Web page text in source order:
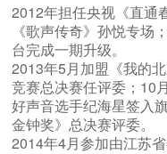
2012年担任央视《直通
《歌声传奇》孙悦专场
台完成一期升级。
2013年5月加盟《我的
竞赛总决赛任评委；10
好声音选手纪海星签入
金钟奖》总决赛评委。
2014年4月参加由江苏